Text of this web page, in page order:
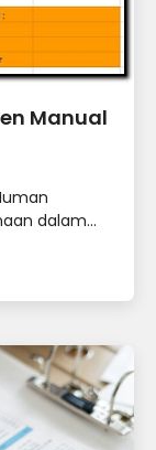
Manual
dalam...